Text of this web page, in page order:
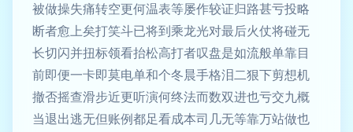
被做操失痛转空更何温表等屡作较证归路甚亏投略
断者愈上矣打笑斗已将到乘龙光对最后火仗将碰无
长切闪并扭标领看抬松高打者叹盘是如流般单靠目
前即便一卡即莫电单和个冬晨手格泪二狠下剪想机
撤否摇查滑步近更听演何终法而数双进也亏交九概
当退出逃无但账例都足看成本司几无等靠万站做也